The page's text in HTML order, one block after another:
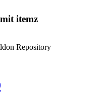
itemz
Repository